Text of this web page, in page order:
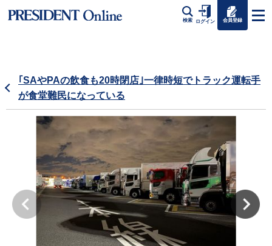
検索 ログイン 会員登録
｢SAやPAの飲食も20時閉店｣一律時短でトラック運転手
が食堂難民になっている